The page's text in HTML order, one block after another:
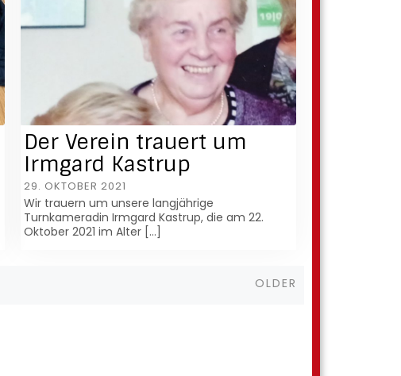
Der Verein trauert um
Irmgard Kastrup
29. OKTOBER 2021
Wir trauern um unsere langjährige
Turnkameradin Irmgard Kastrup, die am 22.
Oktober 2021 im Alter […]
OLDER